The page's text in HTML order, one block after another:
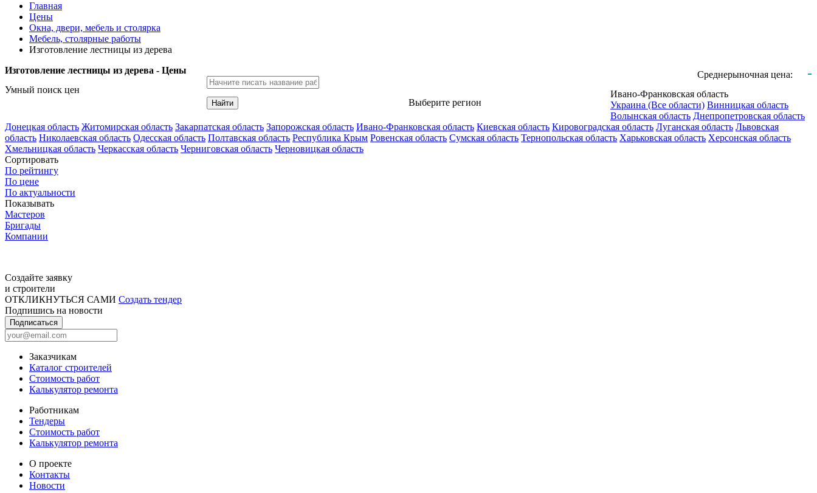
Главная
Цены
Окна, двери, мебель и столярка
Мебель, столярные работы
Изготовление лестницы из дерева
Изготовление лестницы из дерева - Цены
Среднерыночная цена: -
Умный поиск цен
Найти Выберите регион
Ивано-Франковская область
Украина (Все области) Винницкая область
Волынская область Днепропетровская область
Донецкая область Житомирская область Закарпатская область Запорожская область Ивано-Франковская область Киевская область Кировоградская область Луганская область Львовская
область Николаевская область Одесская область Полтавская область Республика Крым Ровенская область Сумская область Тернопольская область Харьковская область Херсонская область
Хмельницкая область Черкасская область Черниговская область Черновицкая область
Сортировать
По рейтингу
По цене
По актуальности
Показывать
Мастеров
Бригады
Компании
Создайте заявку
и строители
ОТКЛИКНУТЬСЯ САМИ Создать тендер
Подпишись на новости
Подписаться
Заказчикам
Каталог строителей
Стоимость работ
Калькулятор ремонта
Работникам
Тендеры
Стоимость работ
Калькулятор ремонта
О проекте
Контакты
Новости